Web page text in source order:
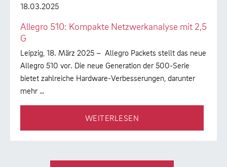
18.03.2025
Allegro 510: Kompakte Netzwerkanalyse mit 2,5
G
Leipzig, 18. März 2025 – Allegro Packets stellt das neue
Allegro 510 vor. Die neue Generation der 500-Serie
bietet zahlreiche Hardware-Verbesserungen, darunter
mehr …
WEITERLESEN